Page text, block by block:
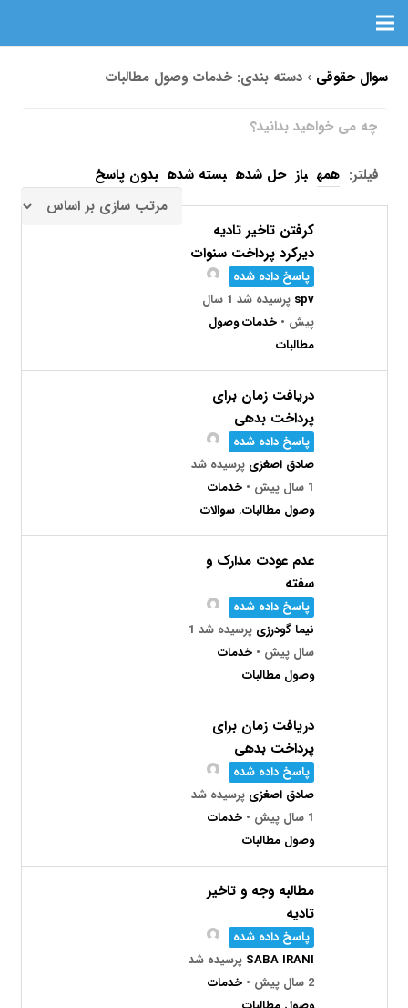
سوال حقوقی ›دسته بندی: خدمات وصول مطالبات
فیلتر: همه باز حل شده بسته شده بدون پاسخ
کرفتن تاخیر تادیه
دیرکرد پرداخت سنوات
پاسخ داده شده
spv
پرسیده شد 1 سال
پیش •خدمات وصول
مطالبات
دریافت زمان برای
پرداخت بدهی
پاسخ داده شده
صادق اصغزی پرسیده شد
1 سال پیش
•خدمات
وصول مطالبات,سوالات
عدم عودت مدارک و
سفته
پاسخ داده شده
نیما گودرزی
پرسیده شد 1
سال پیش •خدمات
وصول مطالبات
دریافت زمان برای
پرداخت بدهی
پاسخ داده شده
صادق اصغزی پرسیده شد
1 سال پیش
•خدمات
وصول مطالبات
مطالبه وجه و تاخیر
تادیه
پاسخ داده شده
SABA IRANI پرسیده شد
2 سال پیش
•خدمات